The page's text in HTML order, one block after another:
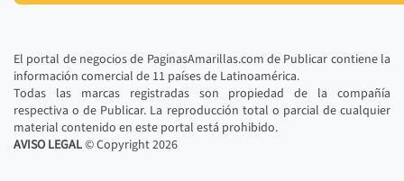
El portal de negocios de PaginasAmarillas.com de Publicar contiene la
información comercial de 11 países de Latinoamérica.
Todas las marcas registradas son propiedad de la compañía
respectiva o de Publicar. La reproducción total o parcial de cualquier
material contenido en este portal está prohibido.
AVISO LEGAL© Copyright2026